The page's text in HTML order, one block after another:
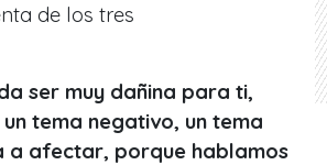
de los tres
ser muy dañina para ti,
tema negativo, un tema
a afectar, porque hablamos